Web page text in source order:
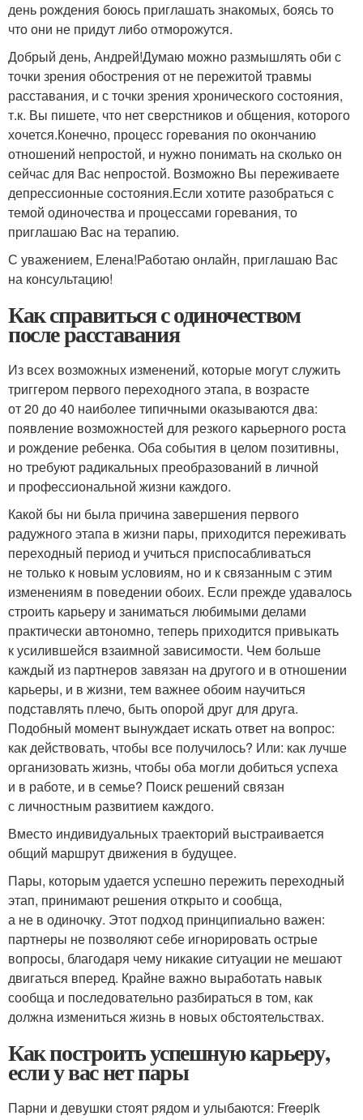
день рождения боюсь приглашать знакомых, боясь то
что они не придут либо отморожутся.
Добрый день, Андрей!Думаю можно размышлять оби с
точки зрения обострения от не пережитой травмы
расставания, и с точки зрения хронического состояния,
т.к. Вы пишете, что нет сверстников и общения, которого
хочется.Конечно, процесс горевания по окончанию
отношений непростой, и нужно понимать на сколько он
сейчас для Вас непростой. Возможно Вы переживаете
депрессионные состояния.Если хотите разобраться с
темой одиночества и процессами горевания, то
приглашаю Вас на терапию.
С уважением, Елена!Работаю онлайн, приглашаю Вас
на консультацию!
Как справиться с одиночеством
после расставания
Из всех возможных изменений, которые могут служить
триггером первого переходного этапа, в возрасте
от 20 до 40 наиболее типичными оказываются два:
появление возможностей для резкого карьерного роста
и рождение ребенка. Оба события в целом позитивны,
но требуют радикальных преобразований в личной
и профессиональной жизни каждого.
Какой бы ни была причина завершения первого
радужного этапа в жизни пары, приходится переживать
переходный период и учиться приспосабливаться
не только к новым условиям, но и к связанным с этим
изменениям в поведении обоих. Если прежде удавалось
строить карьеру и заниматься любимыми делами
практически автономно, теперь приходится привыкать
к усилившейся взаимной зависимости. Чем больше
каждый из партнеров завязан на другого и в отношении
карьеры, и в жизни, тем важнее обоим научиться
подставлять плечо, быть опорой друг для друга.
Подобный момент вынуждает искать ответ на вопрос:
как действовать, чтобы все получилось? Или: как лучше
организовать жизнь, чтобы оба могли добиться успеха
и в работе, и в семье? Поиск решений связан
с личностным развитием каждого.
Вместо индивидуальных траекторий выстраивается
общий маршрут движения в будущее.
Пары, которым удается успешно пережить переходный
этап, принимают решения открыто и сообща,
а не в одиночку. Этот подход принципиально важен:
партнеры не позволяют себе игнорировать острые
вопросы, благодаря чему никакие ситуации не мешают
двигаться вперед. Крайне важно выработать навык
сообща и последовательно разбираться в том, как
должна измениться жизнь в новых обстоятельствах.
Как построить успешную карьеру,
если у вас нет пары
Парни и девушки стоят рядом и улыбаются: Freepik